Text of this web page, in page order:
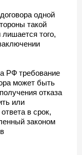
одной
такой
того,
РФ требование
может быть
отказа
или
в срок,
законом